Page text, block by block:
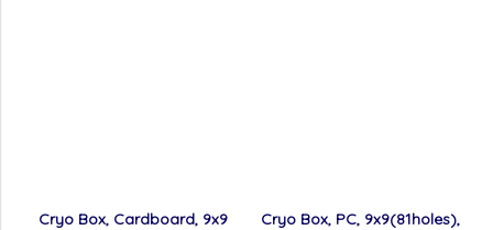
Cryo Box, Cardboard, 9x9
Cryo Box, PC, 9x9(81holes),